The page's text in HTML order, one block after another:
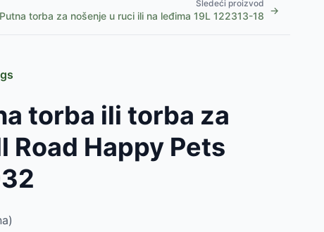
Sledeći proizvod
torba za nošenje u ruci ili na leđima 19L 122313-18 →
torba ili torba za
Road Happy Pets